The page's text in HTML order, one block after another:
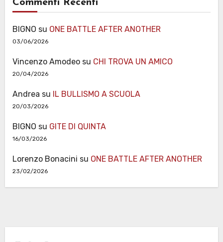
Commenti Recenti
BIGNO su ONE BATTLE AFTER ANOTHER
03/06/2026
Vincenzo Amodeosu CHI TROVA UN AMICO
20/04/2026
Andrea su IL BULLISMO A SCUOLA
20/03/2026
BIGNO su GITE DI QUINTA
16/03/2026
Lorenzo Bonacini su ONE BATTLE AFTER ANOTHER
23/02/2026